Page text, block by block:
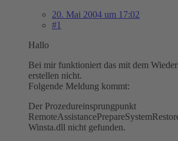
20. Mai 2004 um 17:02
#1
Hallo
Bei mir funktioniert das mit dem
erstellen nicht.
Folgende Meldung kommt:
Der Prozedureinsprungpunkt
Winsta.dll nicht gefunden.